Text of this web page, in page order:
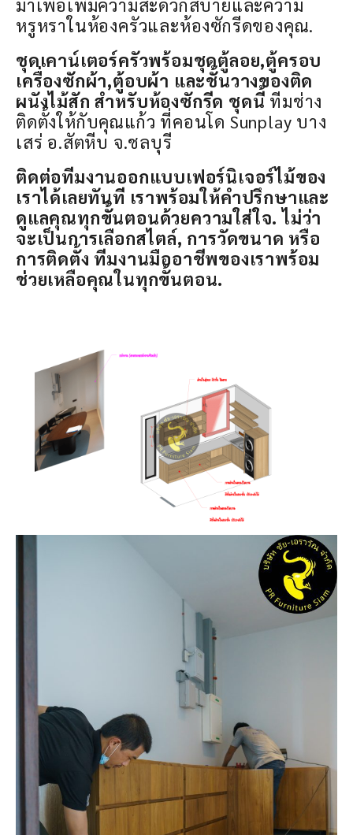
หรูหราในห้องครัวและห้องซักรีดของคุณ.
ชุดเคาน์เตอร์ครัวพร้อมชุดตู้ลอย,ตู้ครอบ
เครื่องซักผ้า,ตู้อบผ้า และชั้นวางของติด
ผนังไม้สัก สำหรับห้องซักรีด ชุดนี้ ทีมช่าง
ติดตั้งให้กับคุณแก้ว ที่คอนโด Sunplay บาง
เสร่ อ.สัตหีบ จ.ชลบุรี
ติดต่อทีมงานออกแบบเฟอร์นิเจอร์ไม้ของ
เราได้เลยทันที เราพร้อมให้คำปรึกษาและ
ดูแลคุณทุกขั้นตอนด้วยความใส่ใจ. ไม่ว่า
จะเป็นการเลือกสไตล์, การวัดขนาด หรือ
การติดตั้ง ทีมงานมืออาชีพของเราพร้อม
ช่วยเหลือคุณในทุกขั้นตอน.